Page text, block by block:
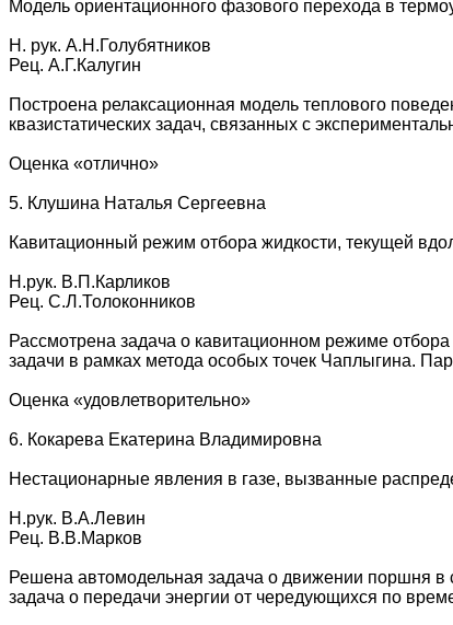
Модель ориентационного фазового перехода в
Н. рук. А.Н.Голубятников
Рец. А.Г.Калугин
Построена релаксационная модель теплового
квазистатических задач, связанных с
Оценка «отлично»
5. Клушина Наталья Сергеевна
Кавитационный режим отбора жидкости, текущей
Н.рук. В.П.Карликов
Рец. С.Л.Толоконников
Рассмотрена задача о кавитационном режиме
задачи в рамках метода особых точек Чаплыгина.
Оценка «удовлетворительно»
6. Кокарева Екатерина Владимировна
Нестационарные явления в газе, вызванные
Н.рук. В.А.Левин
Рец. В.В.Марков
Решена автомодельная задача о движении поршня
задача о передачи энергии от чередующихся по